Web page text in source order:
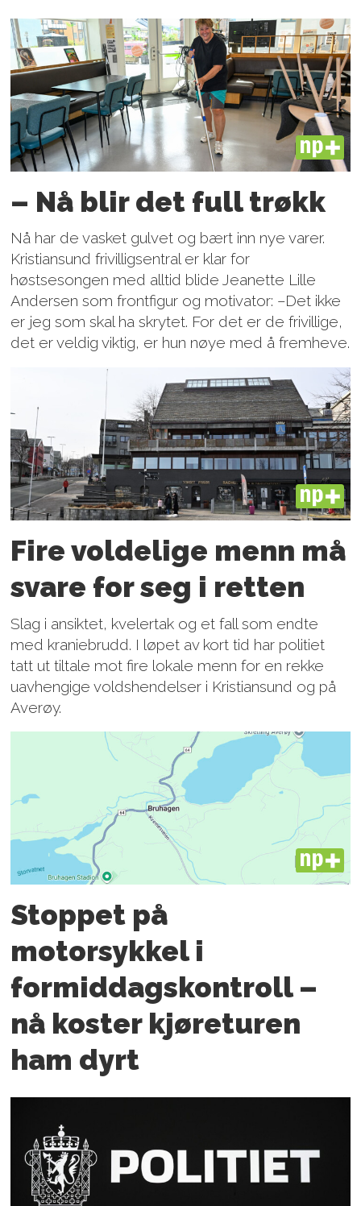
PLUS
– Nå blir det full trøkk
Nå har de vasket gulvet og bært inn nye varer.
Kristiansund frivilligsentral er klar for
høstsesongen med alltid blide Jeanette Lille
Andersen som frontfigur og motivator: –Det ikke
er jeg som skal ha skrytet. For det er de frivillige,
det er veldig viktig, er hun nøye med å fremheve.
PLUS
Fire voldelige menn må
svare for seg i retten
Slag i ansiktet, kvelertak og et fall som endte
med kraniebrudd. I løpet av kort tid har politiet
tatt ut tiltale mot fire lokale menn for en rekke
uavhengige voldshendelser i Kristiansund og på
Averøy.
PLUS
Stoppet på
motorsykkel i
formiddagskontroll –
nå koster kjøreturen
ham dyrt